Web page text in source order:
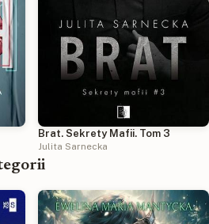
Brat. Sekrety Mafii. Tom 3
Julita Sarnecka